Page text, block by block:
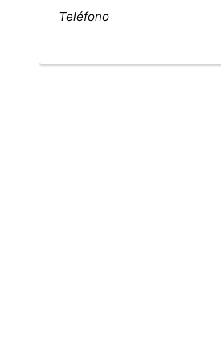
Teléfono